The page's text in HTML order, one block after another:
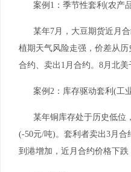
案例1：季节性套利(农产
某年7月，大豆期货近月
植期天气风险走强，价差从
合约、卖出1月合约。8月北
案例2：库存驱动套利(工
某年铜库存处于历史低位
(-50元/吨)。套利者卖出3月
到港增加，近月合约价格下